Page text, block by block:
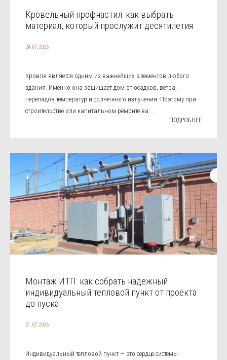
Кровельный профнастил: как выбрать
материал, который прослужит десятилетия
24.07.2026
Кровля является одним из важнейших элементов любого
здания. Именно она защищает дом от осадков, ветра,
перепадов температур и солнечного излучения. Поэтому при
строительстве или капитальном ремонте ва...
ПОДРОБНЕЕ
Монтаж ИТП: как собрать надежный
индивидуальный тепловой пункт от проекта
до пуска
21.07.2026
Индивидуальный тепловой пункт — это сердце системы